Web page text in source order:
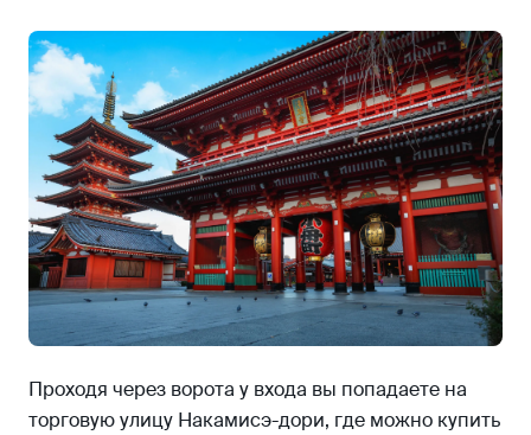
Проходя через ворота у входа вы попадаете на
торговую улицу Накамисэ-дори, где можно купить